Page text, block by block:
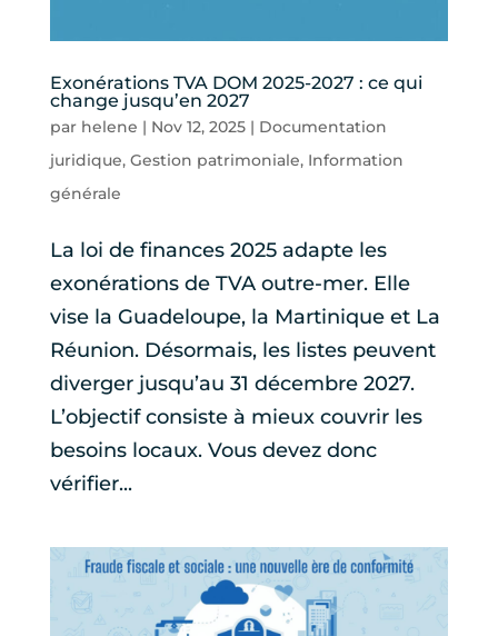
Exonérations TVA DOM 2025-2027 : ce qui
change jusqu’en 2027
par helene | Nov 12, 2025| Documentation
juridique, Gestion patrimoniale, Information
générale
La loi de finances 2025 adapte les
exonérations de TVA outre-mer. Elle
vise la Guadeloupe, la Martinique et La
Réunion. Désormais, les listes peuvent
diverger jusqu’au 31 décembre 2027.
L’objectif consiste à mieux couvrir les
besoins locaux. Vous devez donc
vérifier...